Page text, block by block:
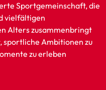
Sportgemeinschaft, die
vielfältigen
Alters zusammenbringt
sportliche Ambitionen zu
zu erleben